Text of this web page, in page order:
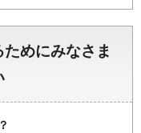
めにみなさま